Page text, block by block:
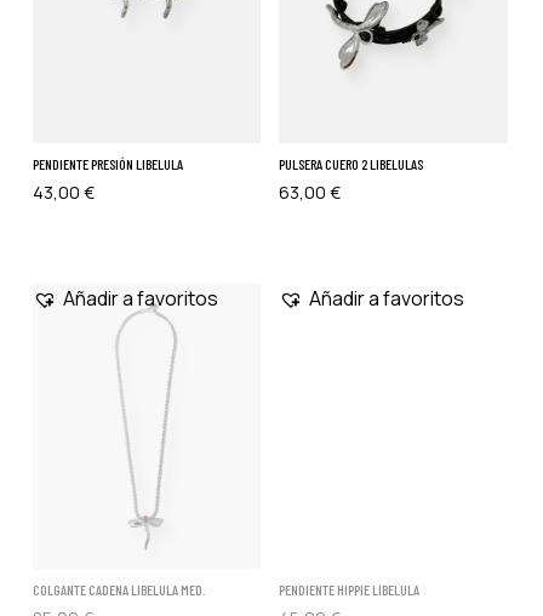
PENDIENTE PRESIÓN LIBELULA
43,00 €
Añadir a favoritos
PULSERA CUERO 2 LIBELULAS
63,00€
Añadir a favoritos
COLGANTE CADENA LIBELULA MED. PENDIENTE HIPPIE LIBELULA